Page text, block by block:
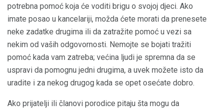
potrebna pomoć koja će voditi brigu o svojoj djeci. Ako
imate posao u kancelariji, možda ćete morati da prenesete
neke zadatke drugima ili da zatražite pomoć u vezi sa
nekim od vaših odgovornosti. Nemojte se bojati tražiti
pomoć kada vam zatreba; većina ljudi je spremna da se
uspravi da pomognu jedni drugima, a uvek možete isto da
uradite i za nekog drugog kada se opet osećate dobro.
Ako prijatelji ili članovi porodice pitaju šta mogu da